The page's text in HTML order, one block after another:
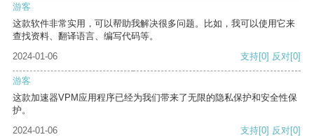
游客
这款软件非常实用，可以帮助我解决很多问题。比如，我可以使用它来
查找资料、翻译语言、编写代码等。
2024-01-06
支持[0] 反对[0]
游客
这款加速器VPM应用程序已经为我们带来了无限的隐私保护和安全性保
护。
2024-01-06
支持[0] 反对[0]